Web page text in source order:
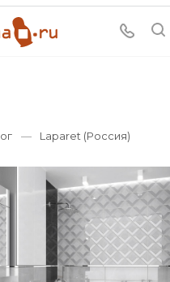
— Laparet (Россия)